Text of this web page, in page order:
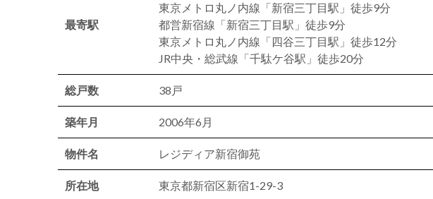
最寄駅
東京メトロ丸ノ内線「新宿三丁目駅」徒歩9分
都営新宿線「新宿三丁目駅」徒歩9分
東京メトロ丸ノ内線「四谷三丁目駅」徒歩12分
JR中央・総武線「千駄ケ谷駅」徒歩20分
総戸数 38戸
築年月 2006年6月
物件名 レジディア新宿御苑
所在地 東京都新宿区新宿1-29-3